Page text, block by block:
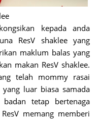
kepada anda
ResV shaklee yang
maklum balas yang
makan ResV shaklee.
telah mommy rasai
luar biasa samada
tetap bertenaga
memang memberi